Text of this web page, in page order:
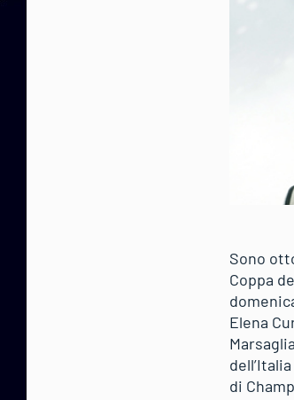
Sono
Coppa
Elena
di